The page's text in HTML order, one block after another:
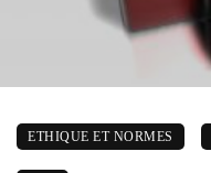
ETHIQUE ET NORMES